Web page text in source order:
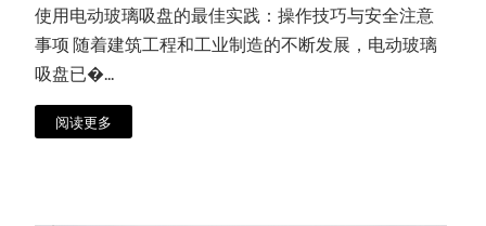
使用电动玻璃吸盘的最佳实践：操作技巧与安全注意
事项 随着建筑工程和工业制造的不断发展，电动玻璃
吸盘已�...
阅读更多